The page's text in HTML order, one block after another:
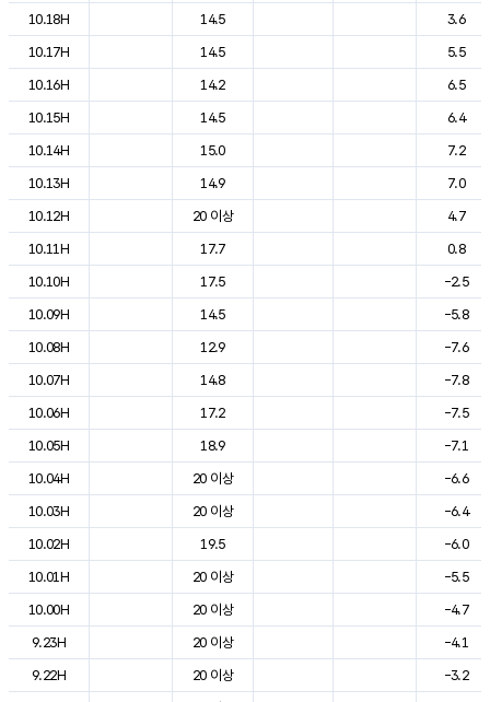
10.18H
14.5
3.6
10.17H
14.5
5.5
10.16H
14.2
6.5
10.15H
14.5
6.4
10.14H
15.0
7.2
10.13H
14.9
7.0
10.12H
20 이상
4.7
10.11H
17.7
0.8
10.10H
17.5
-2.5
10.09H
14.5
-5.8
10.08H
12.9
-7.6
10.07H
14.8
-7.8
10.06H
17.2
-7.5
10.05H
18.9
-7.1
10.04H
20 이상
-6.6
10.03H
20 이상
-6.4
10.02H
19.5
-6.0
10.01H
20 이상
-5.5
10.00H
20 이상
-4.7
9.23H
20 이상
-4.1
9.22H
20 이상
-3.2